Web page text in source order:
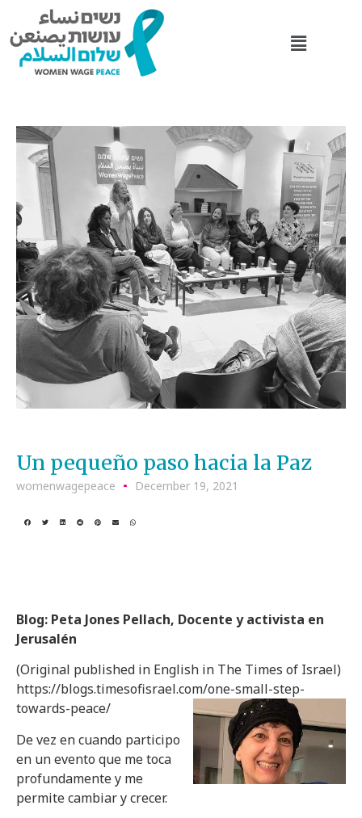
Un pequeño paso hacia la Paz
womenwagepeace December 19, 2021
Blog: Peta Jones Pellach, Docente y activista en
Jerusalén
(Original published in English in The Times of Israel)
https://blogs.timesofisrael.com/one-small-step-
towards-peace/
De vez en cuando participo
en un evento que me toca
profundamente y me
permite cambiar y crecer.